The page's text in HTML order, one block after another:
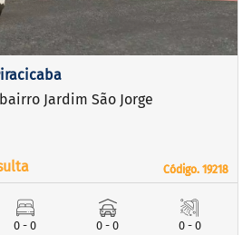
Código. 19218
Código. 19218
Jardim São Jorge
0 - 0
0 - 0
0 - 0